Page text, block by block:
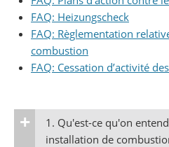
FAQ: Heizungscheck
FAQ: Règlementation
combustion
FAQ: Cessation d’activité
1. Qu'est-ce qu'on
installation de